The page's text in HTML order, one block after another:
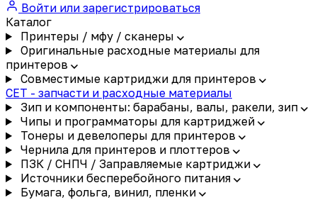
Войти или зарегистрироваться
Каталог
Принтеры / мфу / сканеры
Оригинальные расходные материалы для
принтеров
Совместимые картриджи для принтеров
CET - запчасти и расходные материалы
Зип и компоненты: барабаны, валы, ракели, зип
Чипы и программаторы для картриджей
Тонеры и девелоперы для принтеров
Чернила для принтеров и плоттеров
ПЗК / СНПЧ / Заправляемые картриджи
Источники бесперебойного питания
Бумага, фольга, винил, пленки